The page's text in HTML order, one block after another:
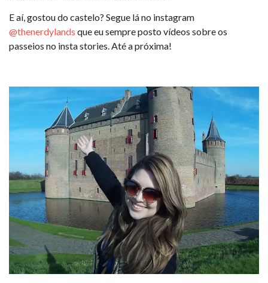
E aí, gostou do castelo? Segue lá no instagram
@thenerdylands que eu sempre posto vídeos sobre os
passeios no insta stories. Até a próxima!